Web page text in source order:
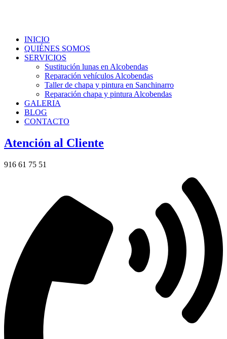
INICIO
QUIÉNES SOMOS
SERVICIOS
Sustitución lunas en Alcobendas
Reparación vehículos Alcobendas
Taller de chapa y pintura en Sanchinarro
Reparación chapa y pintura Alcobendas
GALERIA
BLOG
CONTACTO
Atención al Cliente
916 61 75 51